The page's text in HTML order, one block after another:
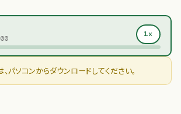
1x
パソコンからダウンロードしてください。